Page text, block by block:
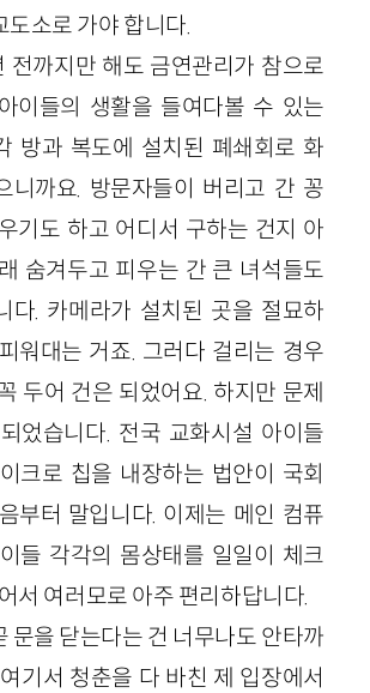
도소로 가야 합니다.
전까지만 해도 금연관리가 참으로
이들의 생활을 들여다볼 수 있는
방과 복도에 설치된 폐쇄회로 화
니까요. 방문자들이 버리고 간 꽁
기도 하고 어디서 구하는 건지 아
숨겨두고 피우는 간 큰 녀석들도
다. 카메라가 설치된 곳을 절묘하
워대는 거죠. 그러다 걸리는 경우
두어 건은 되었어요. 하지만 문제
었습니다. 전국 교화시설 아이들
크로 칩을 내장하는 법안이 국회
부터 말입니다. 이제는 메인 컴퓨
들 각각의 몸상태를 일일이 체크
서 여러모로 아주 편리하답니다.
문을 닫는다는 건 너무나도 안타까
기서 청춘을 다 바친 제 입장에서